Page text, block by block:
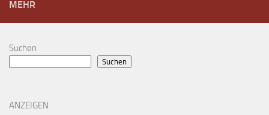
MEHR
Suchen
Suchen
ANZEIGEN